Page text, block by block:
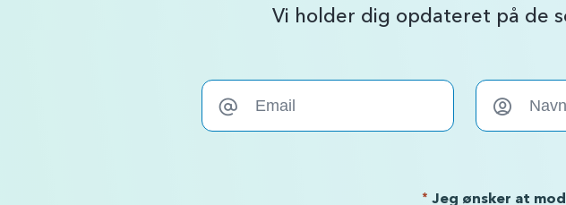
Vi holder dig opdateret på de
Jeg ønsker at
*